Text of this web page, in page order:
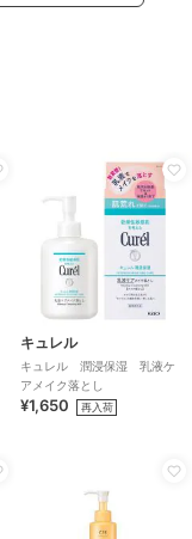
キュレル
キュレル 潤浸保湿 乳液ケ
アメイク落とし
¥1,650 再入荷